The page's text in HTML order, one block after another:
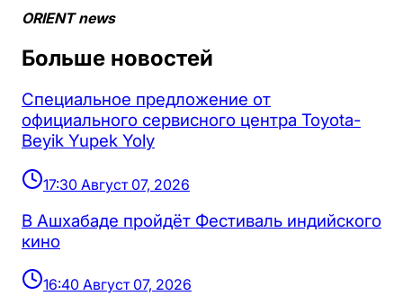
ORIENT news
Больше новостей
Специальное предложение от
официального сервисного центра Toyota-
Beyik Yupek Yoly
17:30 Август 07, 2026
В Ашхабаде пройдёт Фестиваль индийского
кино
16:40 Август 07, 2026